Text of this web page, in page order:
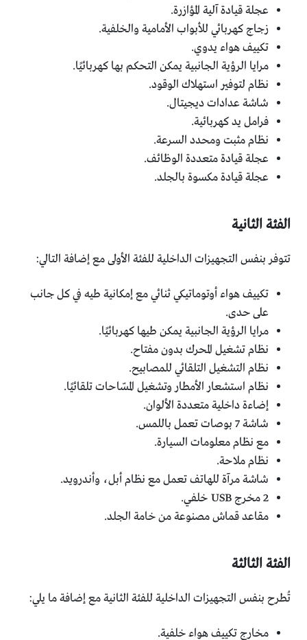
عجلة قيادة آلية المؤازرة.
زجاج كهربائي للأبواب الأمامية والخلفية.
تكييف هواء يدوي.
مرايا الرؤية الجانبية يمكن التحكم بها كهربائيًا.
نظام لتوفير استهلاك الوقود.
شاشة عدادات ديجيتال.
فرامل يد كهربائية.
نظام مثبت ومحدد السرعة.
عجلة قيادة متعددة الوظائف.
عجلة قيادة مكسوة بالجلد.
الفئة الثانية
تتوفر بنفس التجهيزات الداخلية للفئة الأولى مع إضافة التالي:
تكييف هواء أوتوماتيكي ثنائي مع إمكانية طيه في كل جانب
على حدى.
مرايا الرؤية الجانبية يمكن طيها كهربائيًا.
نظام تشغيل المحرك بدون مفتاح.
نظام التشغيل التلقائي للمصابيح.
نظام استشعار الأمطار وتشغيل المسّاحات تلقائيًا.
إضاءة داخلية متعددة الألوان.
شاشة 7 بوصات تعمل باللمس.
مع نظام معلومات السيارة.
نظام ملاحة.
شاشة مرآة للهاتف تعمل مع نظام أبل، وأندرويد.
2 مخرج USB خلفي.
مقاعد قماش مصنوعة من خامة الجلد.
الفئة الثالثة
تُطرح بنفس التجهيزات الداخلية للفئة الثانية مع إضافة ما يلي:
مخارج تكييف هواء خلفية.